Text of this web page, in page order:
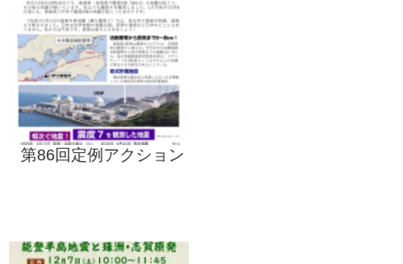
第86回定例アクション